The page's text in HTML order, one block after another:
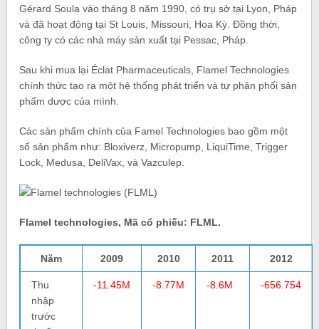
Gérard Soula vào tháng 8 năm 1990, có trụ sở tại Lyon, Pháp
và đã hoạt động tại St Louis, Missouri, Hoa Kỳ. Đồng thời,
công ty có các nhà máy sản xuất tại Pessac, Pháp.
Sau khi mua lại Éclat Pharmaceuticals, Flamel Technologies
chính thức tạo ra một hệ thống phát triển và tự phân phối sản
phẩm dược của mình.
Các sản phẩm chính của Famel Technologies bao gồm một
số sản phẩm như: Bloxiverz, Micropump, LiquiTime, Trigger
Lock, Medusa, DeliVax, và Vazculep.
Flamel technologies, Mã cổ phiếu: FLML.
Năm 2009 2010 2011 2012
Thu
nhập
trước
-11.45M -8.77M -8.6M -656.754